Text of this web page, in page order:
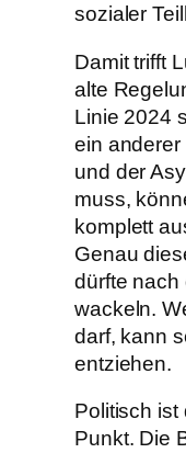
sozialer
Damit trifft
alte
Linie 2024
ein
und der
muss,
komplett
Genau
dürfte nach
wackeln.
darf, kann
entziehen.
Politisch
Punkt. Die